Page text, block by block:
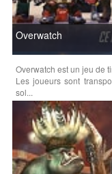
Overwatch
Overwatch est un jeu de
Les joueurs sont
sol...